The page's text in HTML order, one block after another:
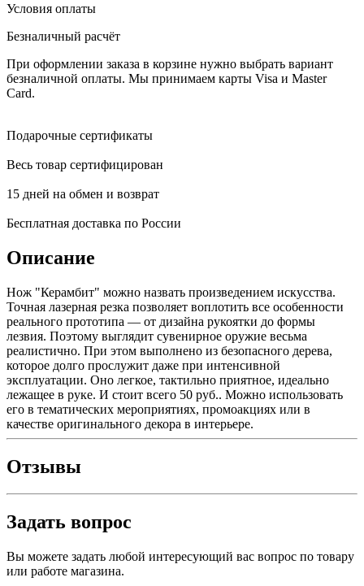
Условия оплаты
Безналичный расчёт
При оформлении заказа в корзине нужно выбрать вариант
безналичной оплаты. Мы принимаем карты Visa и Master
Card.
Подарочные сертификаты
Весь товар сертифицирован
15 дней на обмен и возврат
Бесплатная доставка по России
Описание
Нож "Керамбит" можно назвать произведением искусства.
Точная лазерная резка позволяет воплотить все особенности
реального прототипа — от дизайна рукоятки до формы
лезвия. Поэтому выглядит сувенирное оружие весьма
реалистично. При этом выполнено из безопасного дерева,
которое долго прослужит даже при интенсивной
эксплуатации. Оно легкое, тактильно приятное, идеально
лежащее в руке. И стоит всего 50 руб.. Можно использовать
его в тематических мероприятиях, промоакциях или в
качестве оригинального декора в интерьере.
Отзывы
Задать вопрос
Вы можете задать любой интересующий вас вопрос по товару
или работе магазина.